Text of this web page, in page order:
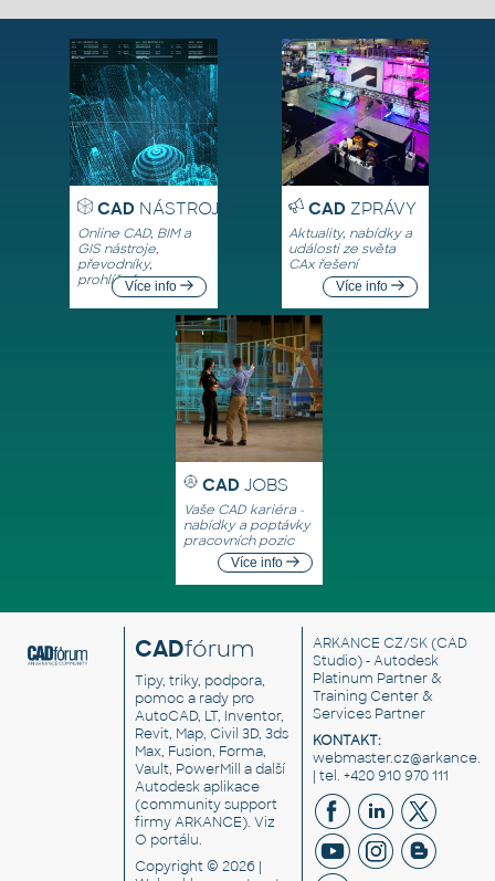
CADNÁSTROJE
Online CAD, BIM a
GIS nástroje,
převodníky,
prohlížečeVíce info
CADZPRÁVY
Aktuality, nabídky a
události ze světa
CAx řešení
Více info
CAD JOBS
Vaše CAD kariéra -
nabídky a poptávky
pracovních pozic
Více info
CADfórum
Tipy, triky, podpora,
pomoc a rady pro
AutoCAD, LT, Inventor,
Revit, Map, Civil 3D, 3ds
Max, Fusion, Forma,
Vault, PowerMill a další
Autodesk aplikace
(community support
firmy ARKANCE). Viz
O portálu.
Copyright © 2026 |
ARKANCE CZ/SK(CAD
Studio) - Autodesk
Platinum Partner &
Training Center &
Services Partner
KONTAKT:
| tel. +420 910 970 111